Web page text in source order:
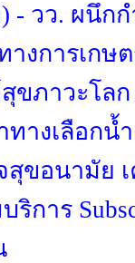
- วว. ผนึก
งการเกษ
ขภาวะโลก
ทางเลือก
สุขอนามัย
การ